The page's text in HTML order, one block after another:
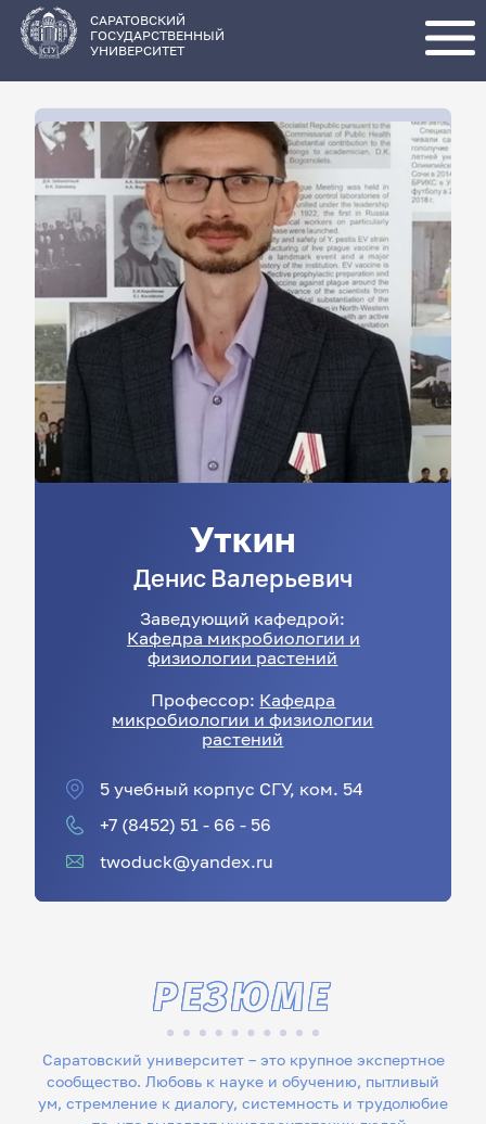
основному
содержанию
САРАТОВСКИЙ
ГОСУДАРСТВЕННЫЙ
УНИВЕРСИТЕТ
Уткин
Денис Валерьевич
Заведующий кафедрой:
Кафедра микробиологии и
физиологии растений
Профессор: Кафедра
микробиологии и физиологии
растений
5 учебный корпус СГУ, ком. 54
+7 (8452) 51 - 66 - 56
twoduck@yandex.ru
Саратовский университет – это крупное экспертное
сообщество. Любовь к науке и обучению, пытливый
ум, стремление к диалогу, системность и трудолюбие
РЕЗЮМЕ